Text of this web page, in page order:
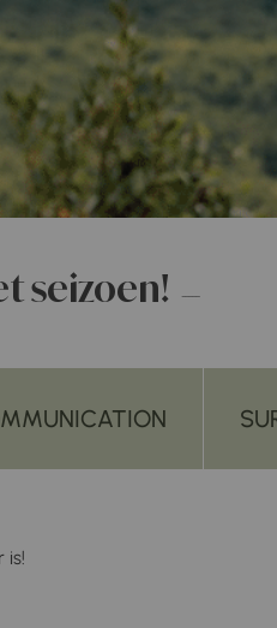
seizoen!
is!